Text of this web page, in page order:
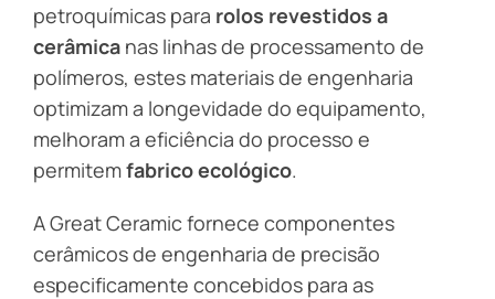
petroquímicas para rolos revestidos a
cerâmica nas linhas de processamento de
polímeros, estes materiais de engenharia
optimizam a longevidade do equipamento,
melhoram a eficiência do processo e
permitemfabrico ecológico.
A Great Ceramic fornece componentes
cerâmicos de engenharia de precisão
especificamente concebidos para as